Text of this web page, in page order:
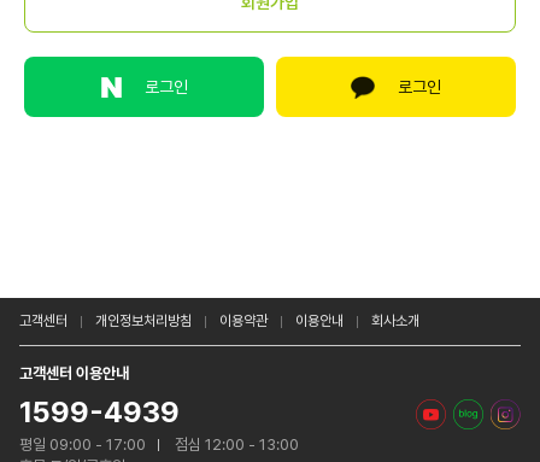
로그인 로그인
고객센터 개인정보처리방침 이용약관 이용안내 회사소개
고객센터 이용안내
1599-4939
평일 09:00 - 17:00
점심 12:00 - 13:00